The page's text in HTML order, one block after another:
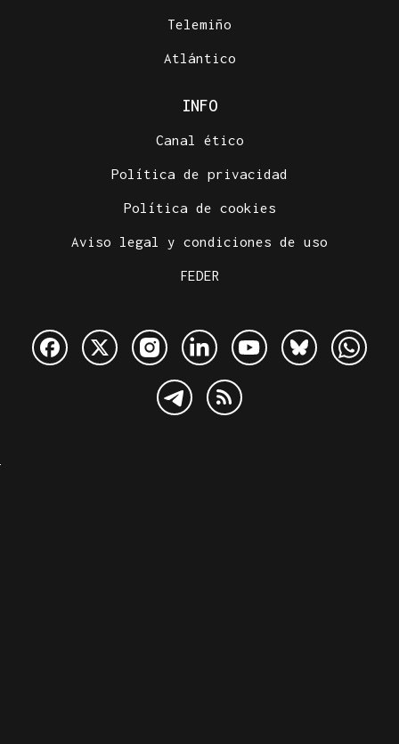
Telemiño
Atlántico
INFO
Canal ético
Política de privacidad
Política de cookies
Aviso legal y condiciones de uso
FEDER